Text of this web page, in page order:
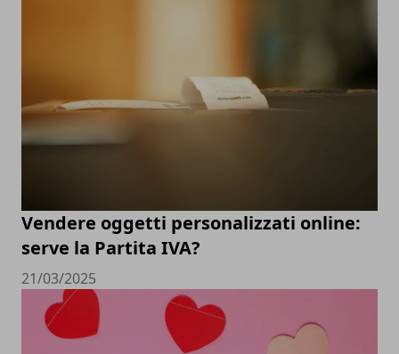
Vendere oggetti personalizzati online:
serve la Partita IVA?
21/03/2025